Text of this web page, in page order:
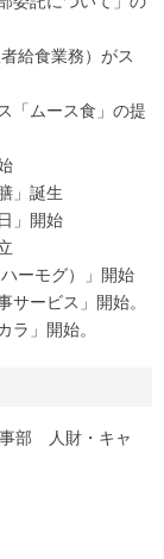
給食業務）がス
「ムース食」の提
」誕生
」開始
ーモグ）」開始
ービス」開始。
」開始。
部 人財・キャ